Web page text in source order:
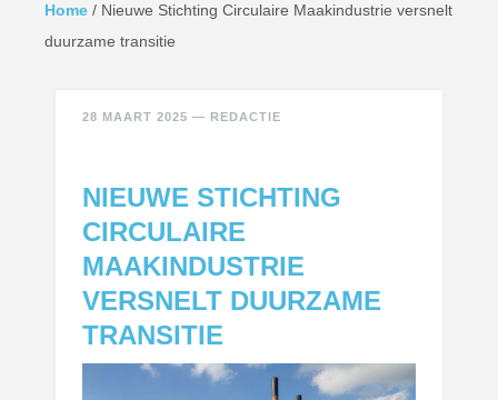
Home / Nieuwe Stichting Circulaire Maakindustrie versnelt
duurzame transitie
28 MAART 2025 — REDACTIE
NIEUWE STICHTING
CIRCULAIRE
MAAKINDUSTRIE
VERSNELT DUURZAME
TRANSITIE